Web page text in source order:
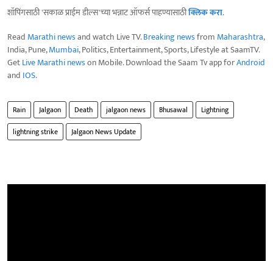
शॉपिंगसाठी 'सकाळ प्राईम डील्स'च्या भन्नाट ऑफर्स पाहण्यासाठीक्लिक करा.
Read Marathi newsand watch Live TV.Breaking newsfrom Maharashtra,
India, Pune,Mumbai, Politics, Entertainment, Sports, Lifestyle at SaamTV.
GetLive Marathi newson Mobile. Download the Saam Tv app forAndroid
and IOS.
Rain Jalgaon Death jalgaon news Bhusawal
Lightning
lightning strike
Jalgaon News Update